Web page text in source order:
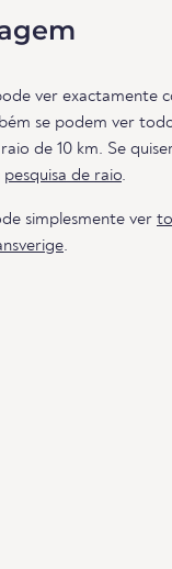
ver exactamente
se podem ver
de 10 km. Se
pesquisa de raio.
simplesmente ver
.